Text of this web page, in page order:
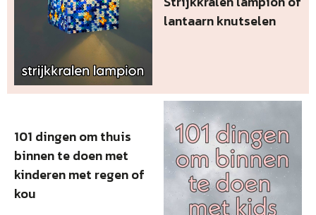
lantaarn knutselen
101 dingen om thuis
binnen te doen met
kinderen met regen of
kou